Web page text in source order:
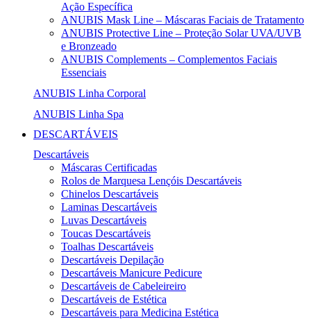
Ação Específica
ANUBIS Mask Line – Máscaras Faciais de Tratamento
ANUBIS Protective Line – Proteção Solar UVA/UVB
e Bronzeado
ANUBIS Complements – Complementos Faciais
Essenciais
ANUBIS Linha Corporal
ANUBIS Linha Spa
DESCARTÁVEIS
Descartáveis
Máscaras Certificadas
Rolos de Marquesa Lençóis Descartáveis
Chinelos Descartáveis
Laminas Descartáveis
Luvas Descartáveis
Toucas Descartáveis
Toalhas Descartáveis
Descartáveis Depilação
Descartáveis Manicure Pedicure
Descartáveis de Cabeleireiro
Descartáveis de Estética
Descartáveis para Medicina Estética